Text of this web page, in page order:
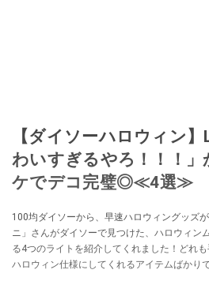
【ダイソーハロウィン
わいすぎるやろ！！！
ケでデコ完璧◎≪4選≫
100均ダイソーから、早速ハロウィングッズ
ニ」さんがダイソーで見つけた、ハロウィン
る4つのライトを紹介してくれました！どれ
ハロウィン仕様にしてくれるアイテムばかり